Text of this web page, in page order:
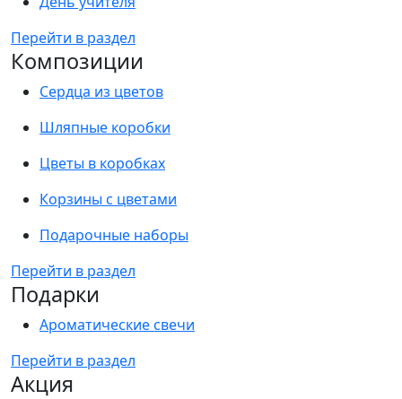
Перейти в раздел
Композиции
Сердца из цветов
Шляпные коробки
Цветы в коробках
Корзины с цветами
Подарочные наборы
Перейти в раздел
Подарки
Ароматические свечи
Перейти в раздел
Акция